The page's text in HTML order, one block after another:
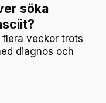
söka
veckor trots
diagnos och